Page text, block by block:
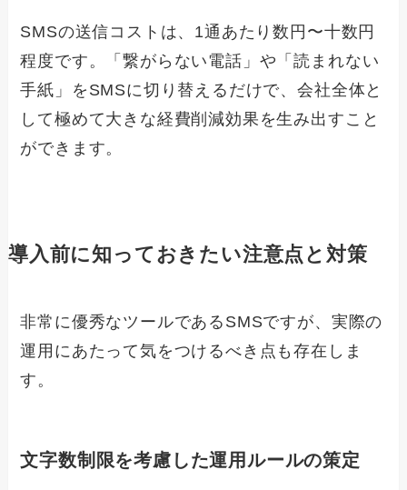
SMSの送信コストは、1通あたり数円〜十数円
程度です。「繋がらない電話」や「読まれない
手紙」をSMSに切り替えるだけで、会社全体と
して極めて大きな経費削減効果を生み出すこと
ができます。
導入前に知っておきたい注意点と対策
非常に優秀なツールであるSMSですが、実際の
運用にあたって気をつけるべき点も存在しま
す。
文字数制限を考慮した運用ルールの策定